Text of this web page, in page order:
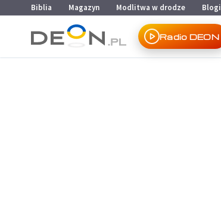
Przejdź do menu głównego
Przejdź do treści
Biblia Magazyn Modlitwa w drodze Blogi
Radio DEON